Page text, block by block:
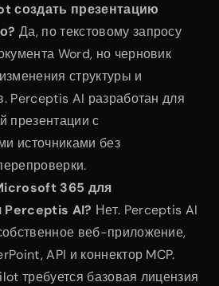
создать презентацию
Да, по текстовому запросу
Word, но черновик
структуры и
Perceptis AI разработан для
презентации с
источниками без
365 для
Perceptis AI? Нет. Perceptis AI
веб-приложение,
API и коннектор MCP.
требуется базовая лицензия